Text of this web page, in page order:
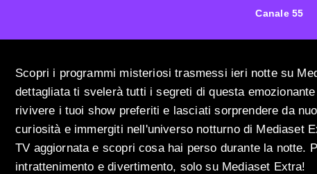
Canale 55
Scopri i programmi misteriosi trasmessi ieri notte su
dettagliata ti svelerà tutti i segreti di questa
rivivere i tuoi show preferiti e lasciati sorprendere da
curiosità e immergiti nell'universo notturno di Mediaset
TV aggiornata e scopri cosa hai perso durante la notte.
intrattenimento e divertimento, solo su Mediaset Extra!